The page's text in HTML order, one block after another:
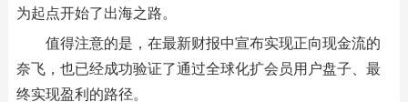
为起点开始了出海之路。
值得注意的是，在最新财报中宣布实现正向现金流的
奈飞，也已经成功验证了通过全球化扩会员用户盘子、最
终实现盈利的路径。